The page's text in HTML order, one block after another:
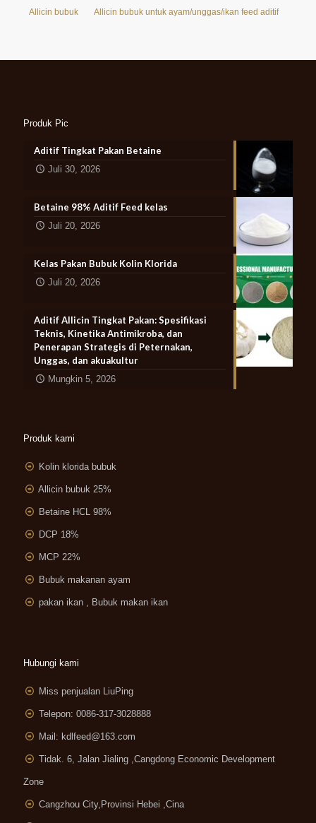
Allicin bubuk Allicin bubuk untuk ayam/unggas/ikan feed aditif
Produk Pic
Aditif Tingkat Pakan Betaine
Juli 30, 2026
Betaine 98% Aditif Feed kelas
Juli 20, 2026
Kelas Pakan Bubuk Kolin Klorida
Juli 20, 2026
Aditif Allicin Tingkat Pakan: Spesifikasi
Teknis, Kinetika Antimikroba, dan
Penerapan Strategis di Peternakan,
Unggas, dan akuakultur
Mungkin 5, 2026
Produk kami
Kolin klorida bubuk
Allicin bubuk 25%
Betaine HCL 98%
DCP 18%
MCP 22%
Bubuk makanan ayam
pakan ikan , Bubuk makan ikan
Hubungi kami
Miss penjualan LiuPing
Telepon: 0086-317-3028888
Mail: kdlfeed@163.com
Tidak. 6, Jalan Jialing ,Cangdong Economic Development
Zone
Cangzhou City,Provinsi Hebei ,Cina